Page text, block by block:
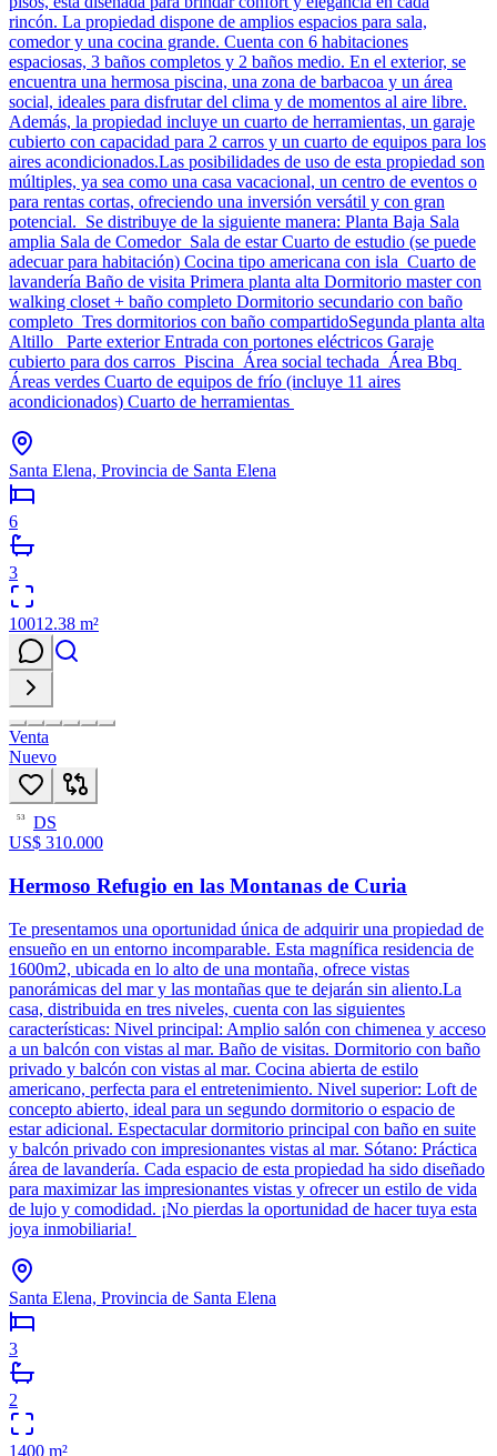
rincón. La propiedad dispone de amplios espacios para sala,
comedor y una cocina grande. Cuenta con 6 habitaciones
espaciosas, 3 baños completos y 2 baños medio. En el exterior, se
encuentra una hermosa piscina, una zona de barbacoa y un área
social, ideales para disfrutar del clima y de momentos al aire libre.
Además, la propiedad incluye un cuarto de herramientas, un garaje
cubierto con capacidad para 2 carros y un cuarto de equipos para los
aires acondicionados.Las posibilidades de uso de esta propiedad son
múltiples, ya sea como una casa vacacional, un centro de eventos o
para rentas cortas, ofreciendo una inversión versátil y con gran
potencial. Se distribuye de la siguiente manera: Planta Baja Sala
amplia Sala de Comedor Sala de estar Cuarto de estudio (se puede
adecuar para habitación) Cocina tipo americana con isla Cuarto de
lavandería Baño de visita Primera planta alta Dormitorio master con
walking closet + baño completo Dormitorio secundario con baño
completo Tres dormitorios con baño compartidoSegunda planta alta
Altillo Parte exterior Entrada con portones eléctricos Garaje
cubierto para dos carros Piscina Área social techada Área Bbq
Áreas verdes Cuarto de equipos de frío (incluye 11 aires
acondicionados) Cuarto de herramientas
Santa Elena, Provincia de Santa Elena
6
3
10012.38 m²
Venta
Nuevo
53
DS
US$ 310.000
Hermoso Refugio en las Montanas de Curia
Te presentamos una oportunidad única de adquirir una propiedad de
ensueño en un entorno incomparable. Esta magnífica residencia de
1600m2, ubicada en lo alto de una montaña, ofrece vistas
panorámicas del mar y las montañas que te dejarán sin aliento.La
casa, distribuida en tres niveles, cuenta con las siguientes
características: Nivel principal: Amplio salón con chimenea y acceso
a un balcón con vistas al mar. Baño de visitas. Dormitorio con baño
privado y balcón con vistas al mar. Cocina abierta de estilo
americano, perfecta para el entretenimiento. Nivel superior: Loft de
concepto abierto, ideal para un segundo dormitorio o espacio de
estar adicional. Espectacular dormitorio principal con baño en suite
y balcón privado con impresionantes vistas al mar. Sótano: Práctica
área de lavandería. Cada espacio de esta propiedad ha sido diseñado
para maximizar las impresionantes vistas y ofrecer un estilo de vida
de lujo y comodidad. ¡No pierdas la oportunidad de hacer tuya esta
joya inmobiliaria!
Santa Elena, Provincia de Santa Elena
3
2
1400 m²